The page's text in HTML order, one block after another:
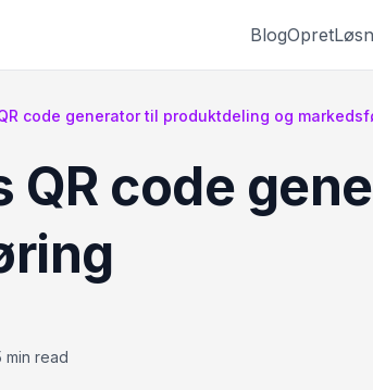
BlogOpret
code generator til produktdeling og
QR code
min read